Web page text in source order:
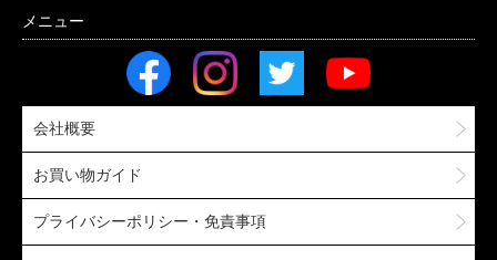
会社概要
お買い物ガイド
プライバシーポリシー・免責事項